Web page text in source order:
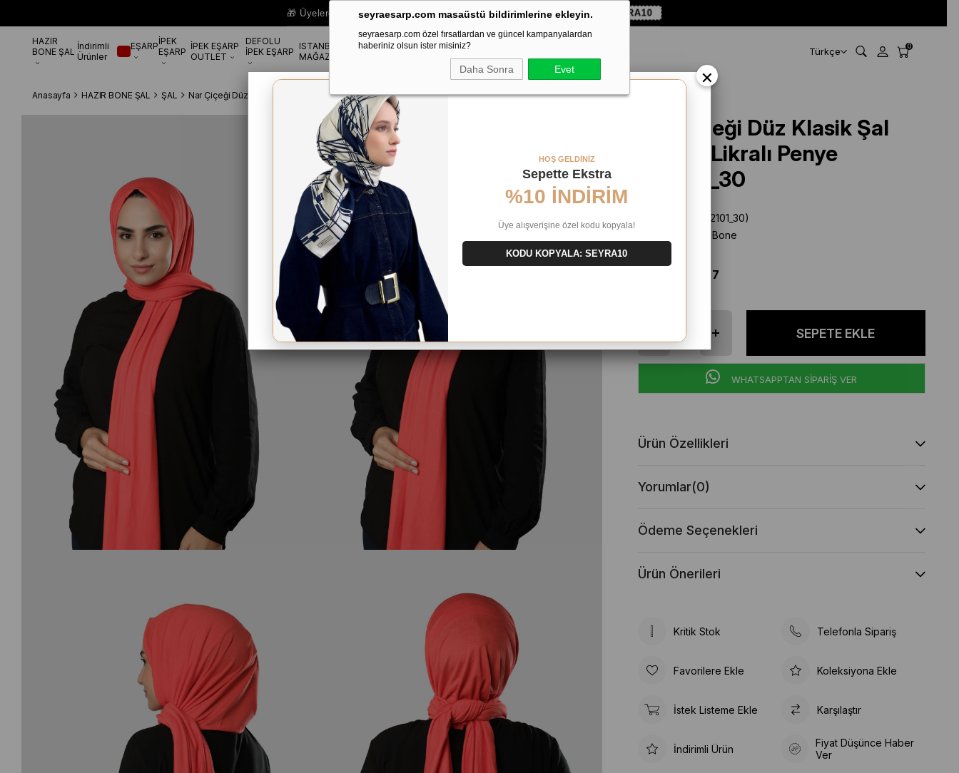
seyraesarp.com masaüstü bildirimlerine ekleyin.
seyraesarp.com özel fırsatlardan ve güncel kampanyalardan
haberiniz olsun ister misiniz?
Daha Sonra Evet
🎁 Üyelere Özel Sepette%10 EKSTRA İNDİRİM HEDİYE ÇEKİ! KOD: SEYRA10
HAZIR
BONE ŞAL İndirimli
Ürünler
EŞARPİPEK
EŞARP İPEK EŞARP
OUTLET
DEFOLU
İPEK EŞARP ISTANBUL
MAĞAZA
ŞALAKSESUAR Türkçe 0
Anasayfa HAZIR BONE ŞAL ŞAL Nar Çiçeği Düz Klasik Şal Viskon Likralı Penye 202101_30
Nar Çiçeği Düz Klasik Şal
Viskon Likralı Penye
202101_30
(202101_30)
Hürrem Bone
$ 12.67
WHATSAPPTAN SİPARİŞ VER
Ürün Özellikleri
Yorumlar(0)
Ödeme Seçenekleri
Ürün Önerileri
Kritik Stok Telefonla Sipariş
Favorilere Ekle Koleksiyona Ekle
İstek Listeme Ekle Karşılaştır
İndirimli Ürün
Fiyat Düşünce Haber
Ver
×
HOŞ GELDİNİZ
Sepette Ekstra
%10 İNDİRİM
Üye alışverişine özel kodu kopyala!
KODU KOPYALA: SEYRA10